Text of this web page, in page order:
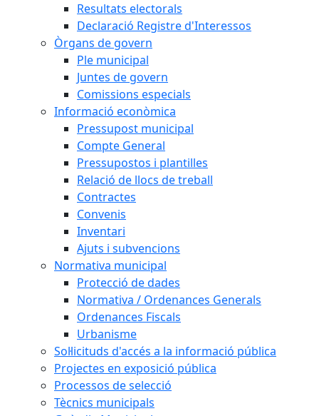
Resultats electorals
Declaració Registre d'Interessos
Òrgans de govern
Ple municipal
Juntes de govern
Comissions especials
Informació econòmica
Pressupost municipal
Compte General
Pressupostos i plantilles
Relació de llocs de treball
Contractes
Convenis
Inventari
Ajuts i subvencions
Normativa municipal
Protecció de dades
Normativa / Ordenances Generals
Ordenances Fiscals
Urbanisme
Sol·licituds d'accés a la informació pública
Projectes en exposició pública
Processos de selecció
Tècnics municipals